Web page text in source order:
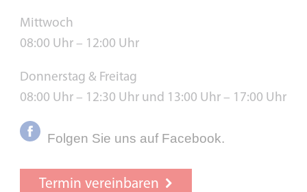
Mittwoch
08:00 Uhr – 12:00 Uhr
Donnerstag & Freitag
08:00 Uhr – 12:30 Uhr und 13:00 Uhr – 17:00 Uhr
Folgen Sie uns auf Facebook.
Termin vereinbaren